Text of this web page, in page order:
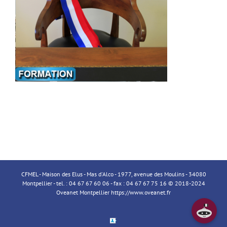
CFMEL - Maison des Elus - Mas d'Alco - 1977, avenue des Moulins - 34080
Montpellier - tel. : 04 67 67 60 06 - fax : 04 67 67 75 16 © 2018-2024
Oveanet Montpellier https://www.oveanet.fr
Espace